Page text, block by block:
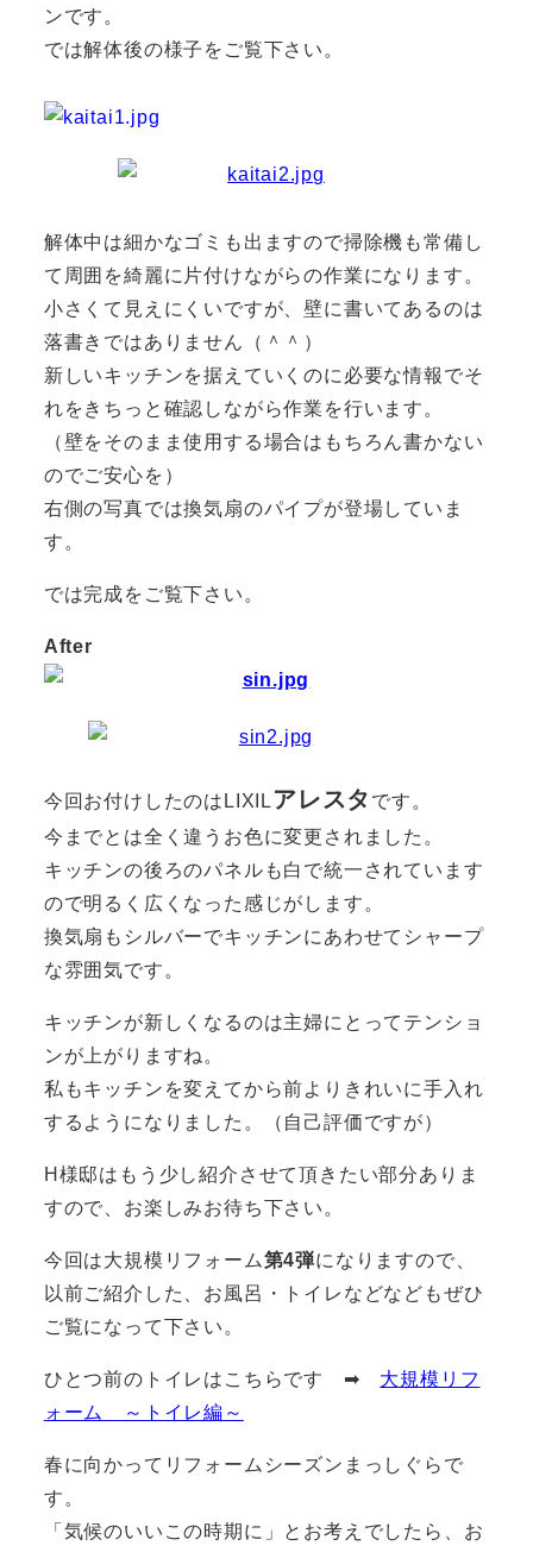
ンです。
では解体後の様子をご覧下さい。
解体中は細かなゴミも出ますので掃除機も常備し
て周囲を綺麗に片付けながらの作業になります。
小さくて見えにくいですが、壁に書いてあるのは
落書きではありません（＾＾）
新しいキッチンを据えていくのに必要な情報でそ
れをきちっと確認しながら作業を行います。
（壁をそのまま使用する場合はもちろん書かない
のでご安心を）
右側の写真では換気扇のパイプが登場していま
す。
では完成をご覧下さい。
After
今回お付けしたのはLIXIL アレスタ です。
今までとは全く違うお色に変更されました。
キッチンの後ろのパネルも白で統一されています
ので明るく広くなった感じがします。
換気扇もシルバーでキッチンにあわせてシャープ
な雰囲気です。
キッチンが新しくなるのは主婦にとってテンショ
ンが上がりますね。
私もキッチンを変えてから前よりきれいに手入れ
するようになりました。（自己評価ですが）
H様邸はもう少し紹介させて頂きたい部分ありま
すので、お楽しみお待ち下さい。
今回は大規模リフォーム第4弾になりますので、
以前ご紹介した、お風呂・トイレなどなどもぜひ
ご覧になって下さい。
ひとつ前のトイレはこちらです ➡ 大規模リフ
ォーム ～トイレ編～
春に向かってリフォームシーズンまっしぐらで
す。
「気候のいいこの時期に」とお考えでしたら、お